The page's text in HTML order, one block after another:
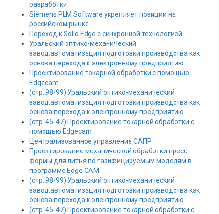
разработки
Siemens PLM Software укрепляет позиции на
российском рынке
Переход к Solid Edge с синхронной технологией
Уральский оптико-механический
завод:автоматизация подготовки производства как
основа перехода к электронному предприятию
Проектирование токарной обработки с помощью
Edgecam
(стр. 98-99) Уральский оптико-механический
завод:автоматизация подготовки производства как
основа перехода к электронному предприятию
(стр. 45-47) Проектирование токарной обработки с
помощью Edgecam
Централизованное управление САПР
Проектирование механической обработки пресс-
формы для литья по газифицируемым моделям в
программе Edge CAM
(стр. 98-99) Уральский оптико-механический
завод:автоматизация подготовки производства как
основа перехода к электронному предприятию
(стр. 45-47) Проектирование токарной обработки с